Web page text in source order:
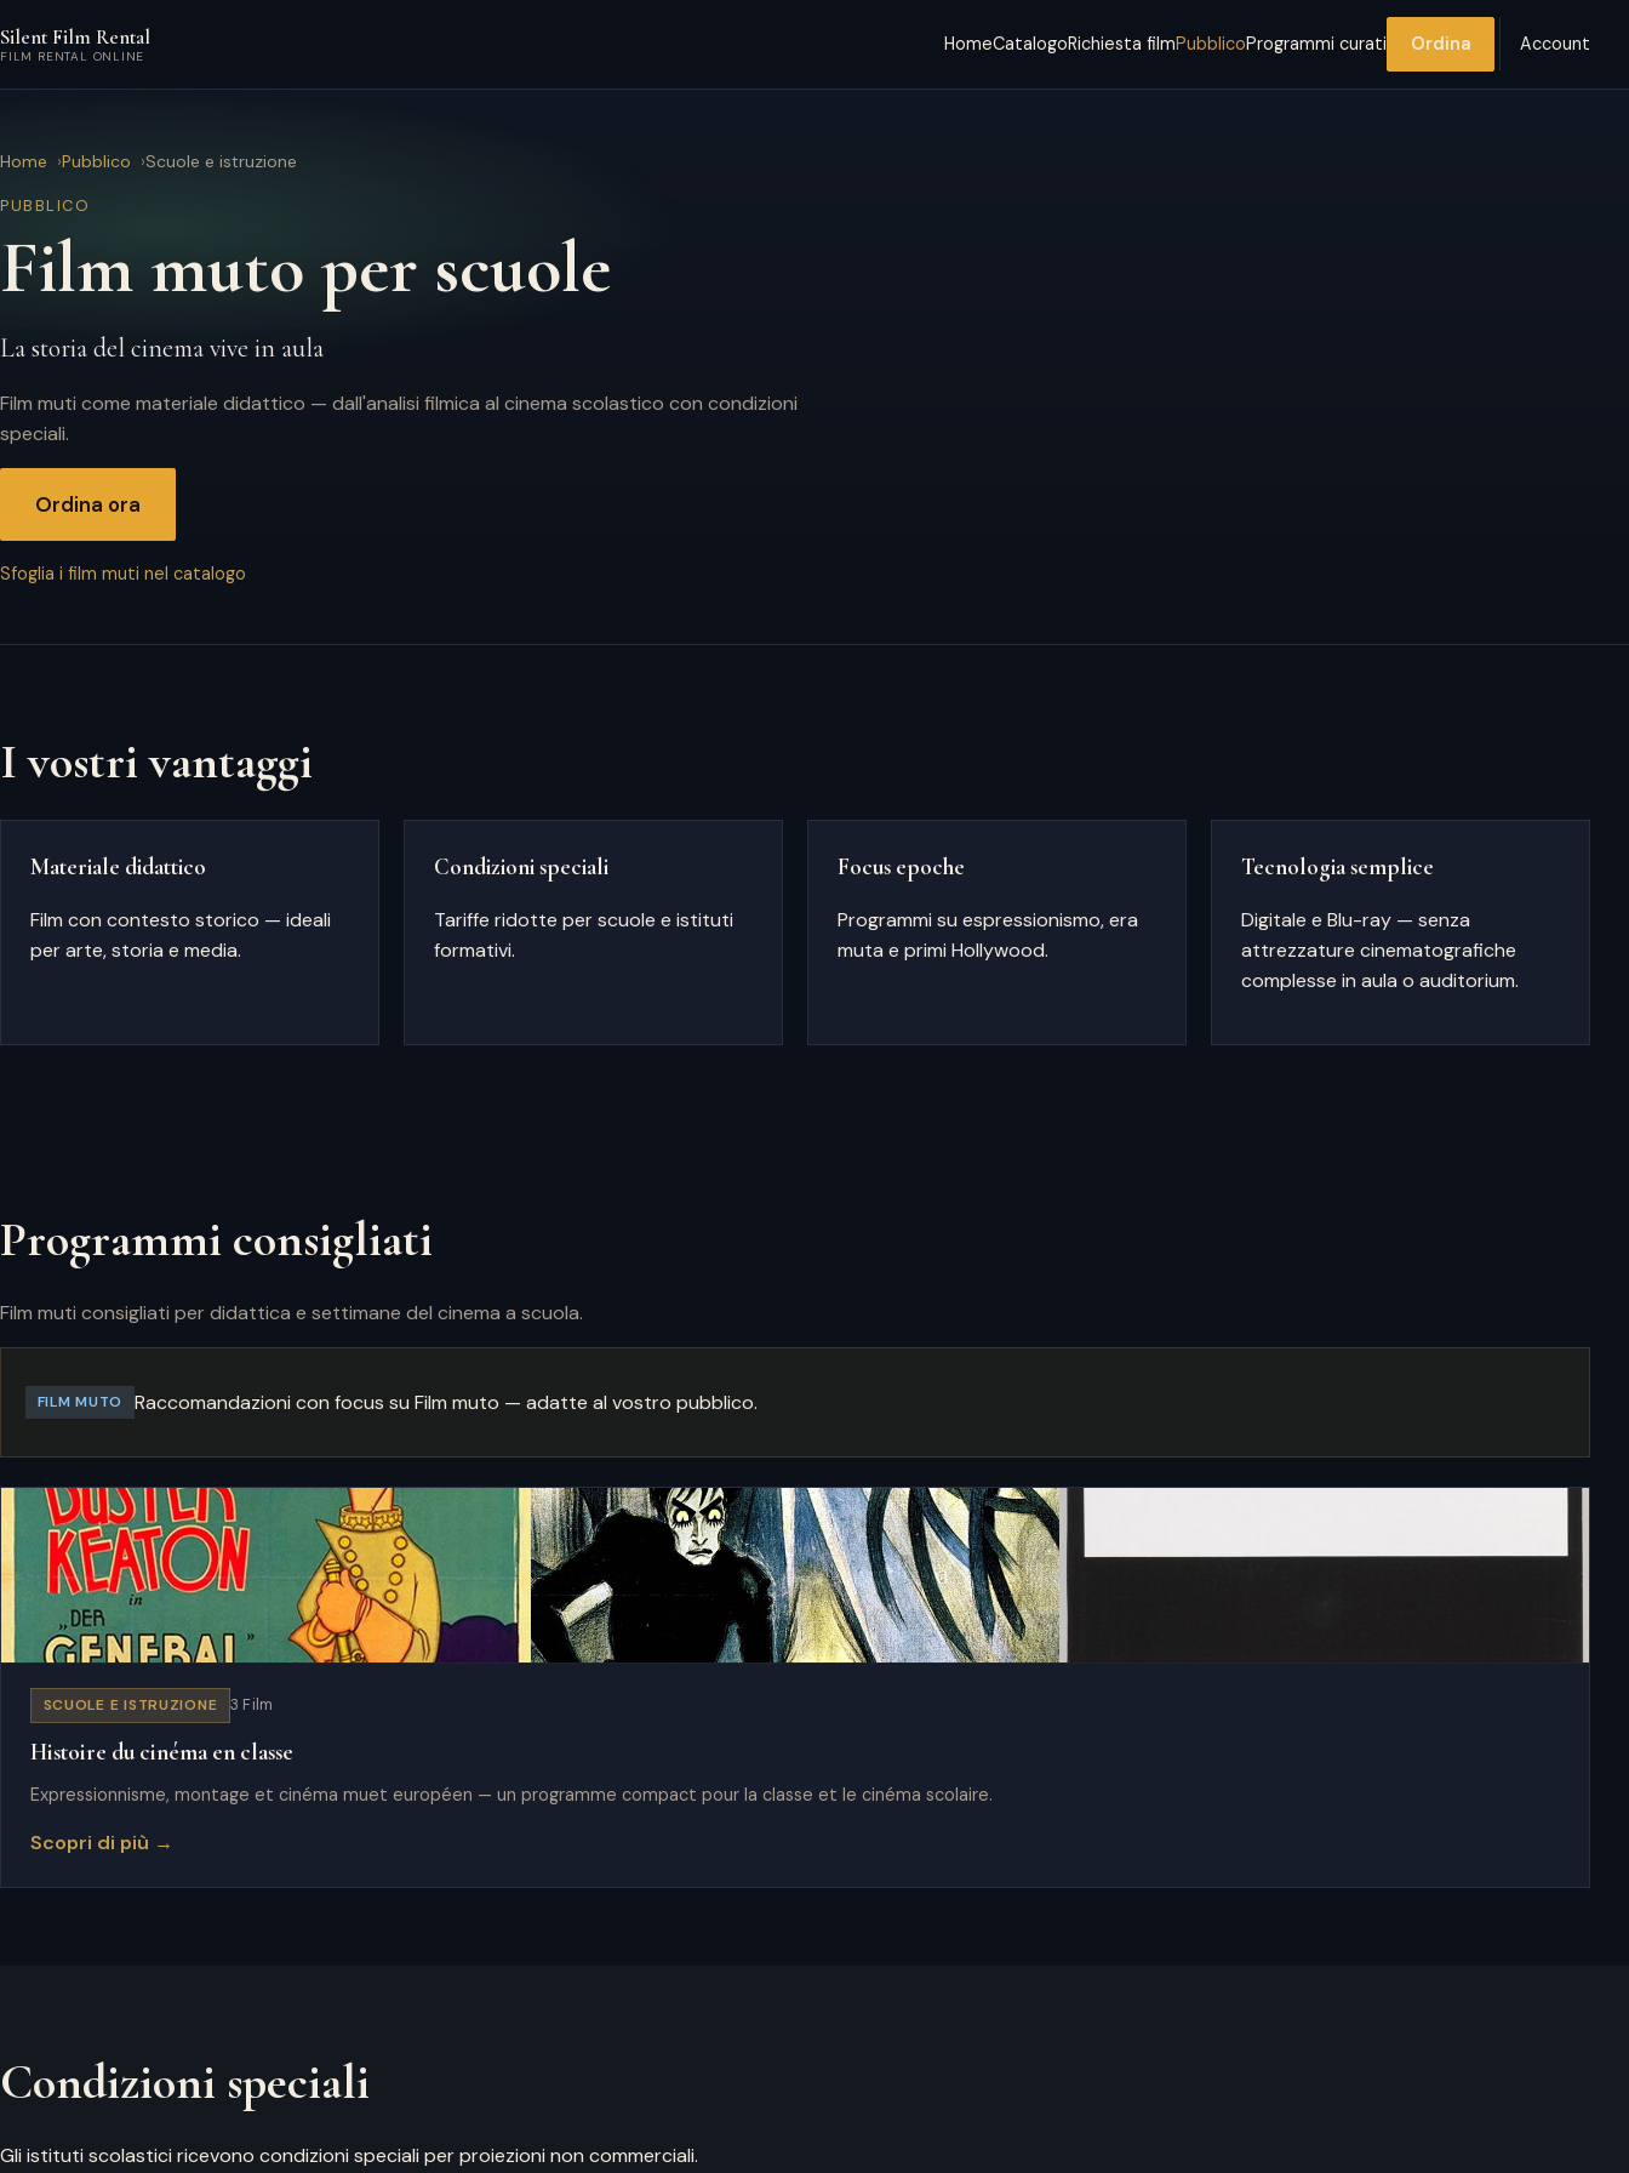
Silent Film Rental
FILM RENTAL ONLINE
HomeCatalogoRichiesta filmPubblicoProgrammi curati Ordina Account
Home Pubblico Scuole e istruzione
PUBBLICO
Film muto per scuole
La storia del cinema vive in aula
Film muti come materiale didattico — dall'analisi filmica al cinema scolastico con condizioni
speciali.
Ordina ora
Sfoglia i film muti nel catalogo
I vostri vantaggi
Materiale didattico
Film con contesto storico — ideali
per arte, storia e media.
Condizioni speciali
Tariffe ridotte per scuole e istituti
formativi.
Focus epoche
Programmi su espressionismo, era
muta e primi Hollywood.
Tecnologia semplice
Digitale e Blu-ray — senza
attrezzature cinematografiche
complesse in aula o auditorium.
Programmi consigliati
Film muti consigliati per didattica e settimane del cinema a scuola.
FILM MUTO Raccomandazioni con focus su Film muto — adatte al vostro pubblico.
SCUOLE E ISTRUZIONE 3 Film
Histoire du cinéma en classe
Expressionnisme, montage et cinéma muet européen — un programme compact pour la classe et le cinéma scolaire.
Scopri di più →
Condizioni speciali
Gli istituti scolastici ricevono condizioni speciali per proiezioni non commerciali.